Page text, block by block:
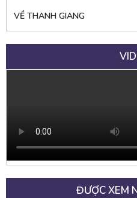
VỀ THANH GIANG
ĐƯỢC XEM